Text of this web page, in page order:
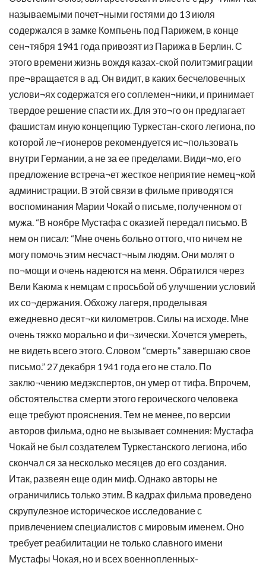
называемыми почет¬ными гостями до 13 июля
содержался в замке Компьень под Парижем, в конце
сен¬тября 1941 года привозят из Парижа в Берлин. С
этого времени жизнь вождя казах-ской политэмиграции
пре¬вращается в ад. Он видит, в каких бесчеловечных
услови¬ях содержатся его соплемен¬ники, и принимает
твердое решение спасти их. Для это¬го он предлагает
фашистам иную концепцию Туркестан-ского легиона, по
которой ле¬гионеров рекомендуется ис¬пользовать
внутри Германии, а не за ее пределами. Види¬мо, его
предложение встреча¬ет жесткое неприятие немец¬кой
администрации. В этой связи в фильме приводятся
воспоминания Марии Чокай о письме, полученном от
мужа. “В ноябре Мустафа с оказией передал письмо. В
нем он писал: “Мне очень больно оттого, что ничем не
могу помочь этим несчаст¬ным людям. Они молят о
по¬мощи и очень надеются на меня. Обратился через
Вели Каюма к немцам с просьбой об улучшении условий
их со¬держания. Обхожу лагеря, проделывая
ежедневно десят¬ки километров. Силы на исходе. Мне
очень тяжко морально и фи¬зически. Хочется умереть,
не видеть всего этого. Словом “смерть” завершаю свое
письмо.” 27 декабря 1941 года его не стало. По
заклю¬чению медэкспертов, он умер от тифа. Впрочем,
обстоятельства смерти этого героического человека
еще требуют прояснения. Тем не менее, по версии
авторов фильма, одно не вызывает сомнения: Мустафа
Чокай не был создателем Туркестанского легиона, ибо
скончал ся за несколько месяцев до его создания.
Итак, развеян еще один миф. Однако авторы не
oграничились только этим. В кадрах фильма проведено
скрупулезное историческое исследование с
привлечением специалистов с мировым именем. Оно
требует реабилитации не только славного имени
Мустафы Чокая, но и всех военнопленных-